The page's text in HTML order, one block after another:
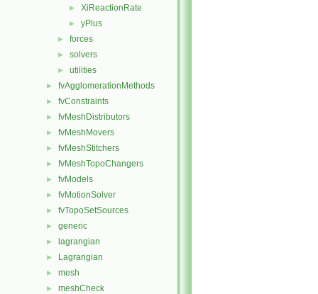
► XiReactionRate
► yPlus
► forces
► solvers
► utilities
► fvAgglomerationMethods
► fvConstraints
► fvMeshDistributors
► fvMeshMovers
► fvMeshStitchers
► fvMeshTopoChangers
► fvModels
► fvMotionSolver
► fvTopoSetSources
► generic
► lagrangian
► Lagrangian
► mesh
► meshCheck